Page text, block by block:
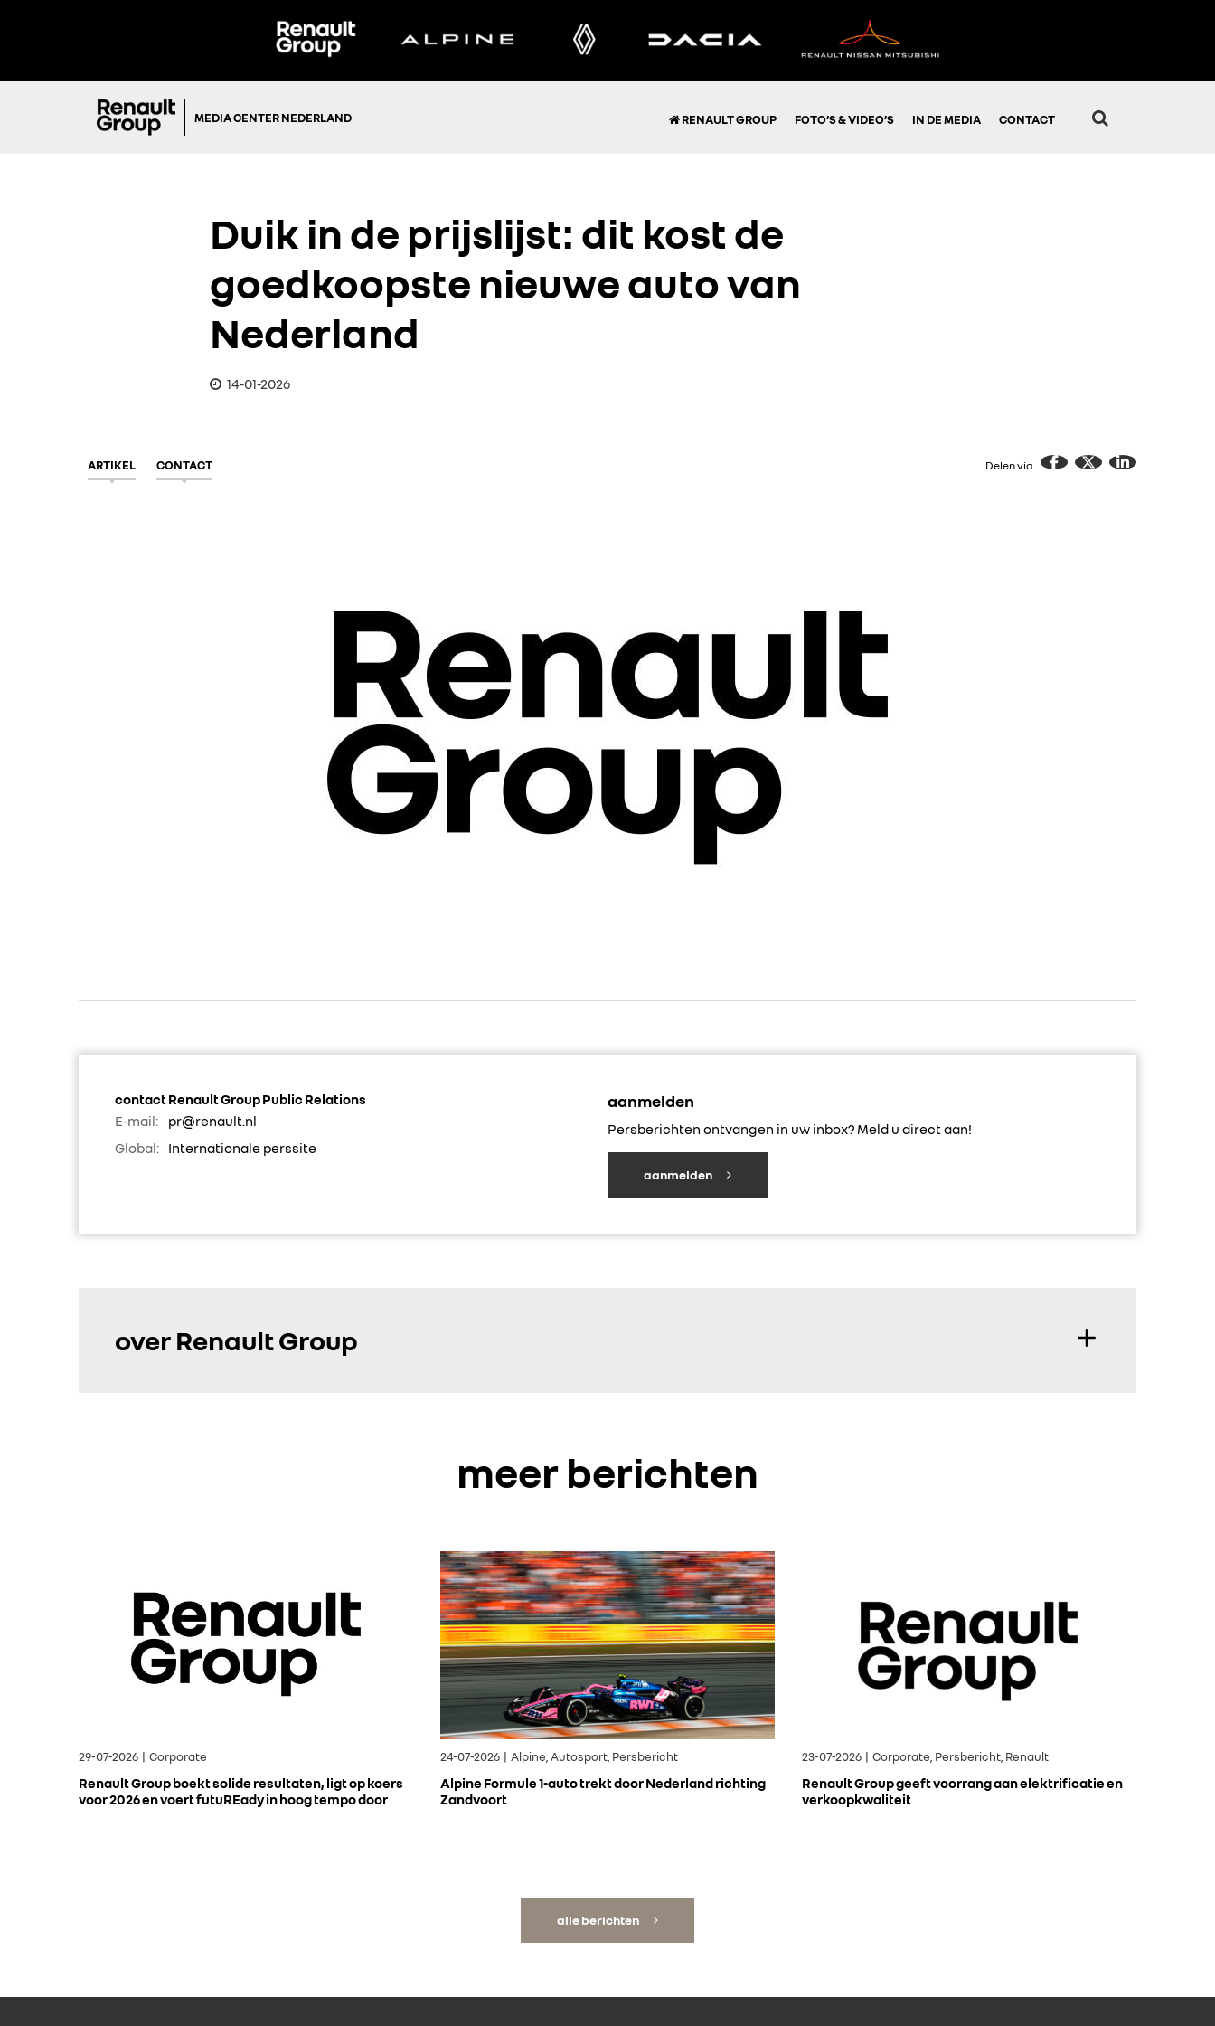
MEDIA CENTER NEDERLAND RENAULT GROUP FOTO’S & VIDEO’S IN DE MEDIA CONTACT
Duik in de prijslijst: dit kost de
goedkoopste nieuwe auto van
Nederland
14-01-2026
ARTIKEL CONTACT Delen via
contact Renault Group Public Relations
E-mail:
pr@renault.nl
Global:
Internationale perssite
aanmelden
Persberichten ontvangen in uw inbox? Meld u direct aan!
aanmelden
over Renault Group
meer berichten
29-07-2026 | Corporate
Renault Group boekt solide resultaten, ligt op koers
voor 2026 en voert futuREady in hoog tempo door
24-07-2026 | Alpine, Autosport, Persbericht
Alpine Formule 1-auto trekt door Nederland richting
Zandvoort
23-07-2026 | Corporate, Persbericht, Renault
Renault Group geeft voorrang aan elektrificatie en
verkoopkwaliteit
alle berichten